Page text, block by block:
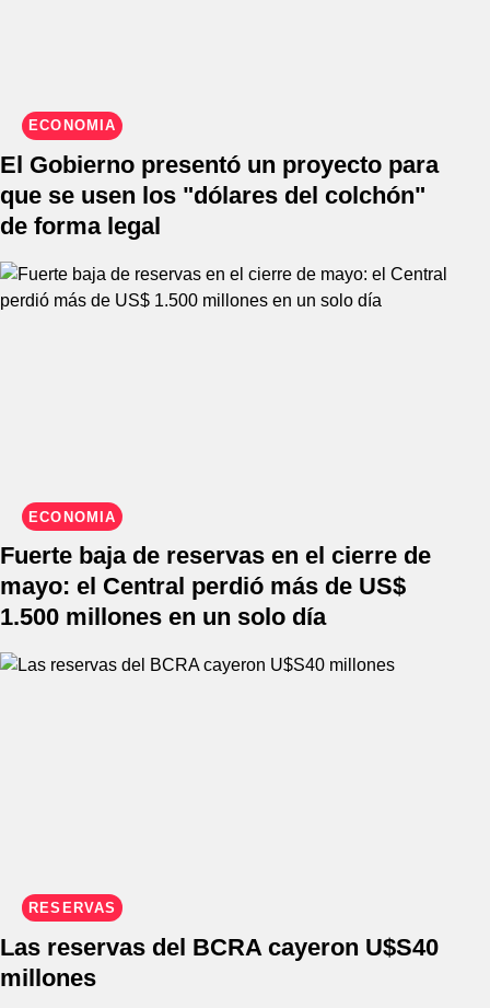
ECONOMIA
El Gobierno presentó un proyecto para
que se usen los "dólares del colchón"
de forma legal
ECONOMIA
Fuerte baja de reservas en el cierre de
mayo: el Central perdió más de US$
1.500 millones en un solo día
RESERVAS
Las reservas del BCRA cayeron U$S40
millones